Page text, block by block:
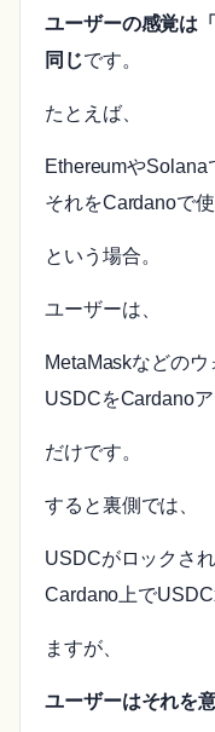
ユーザーの感覚は
同じです。
たとえば、
EthereumやSolana
それをCardanoで
という場合。
ユーザーは、
MetaMaskなどのウ
USDCをCardano
だけです。
すると裏側では、
USDCがロックされ
Cardano上で
ますが、
ユーザーはそれを